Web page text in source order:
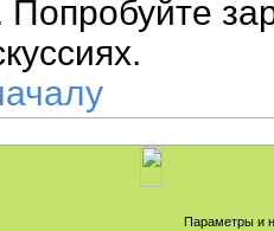
Параметры и